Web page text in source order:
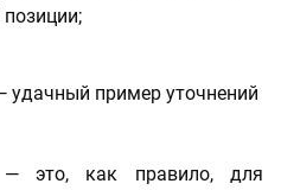
это, как правило, для